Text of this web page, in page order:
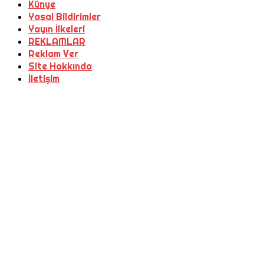
Künye
Yasal Bildirimler
Yayın İlkeleri
REKLAMLAR
Reklam Ver
Site Hakkında
İletişim